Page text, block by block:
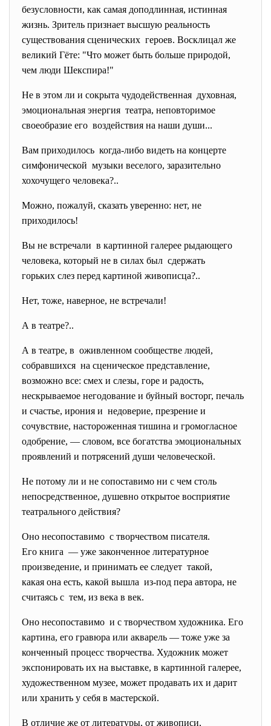
безусловности, как самая доподлинная, истинная
жизнь. Зритель признает высшую реальность
существования сценических героев. Восклицал же
великий Гёте: "Что может быть больше природой,
чем люди Шекспира!"
Не в этом ли и сокрыта чудодейственная духовная,
эмоциональная энергия театра, неповторимое
своеобразие его воздействия на наши души...
Вам приходилось когда-либо видеть на концерте
симфонической музыки веселого, заразительно
хохочущего человека?..
Можно, пожалуй, сказать уверенно: нет, не
приходилось!
Вы не встречали в картинной галерее рыдающего
человека, который не в силах был сдержать
горьких слез перед картиной живописца?..
Нет, тоже, наверное, не встречали!
А в театре?..
А в театре, в оживленном сообществе людей,
собравшихся на сценическое представление,
возможно все: смех и слезы, горе и радость,
нескрываемое негодование и буйный восторг, печаль
и счастье, ирония и недоверие, презрение и
сочувствие, настороженная тишина и громогласное
одобрение, — словом, все богатства эмоциональных
проявлений и потрясений души человеческой.
Не потому ли и не сопоставимо ни с чем столь
непосредственное, душевно открытое восприятие
театрального действия?
Оно несопоставимо с творчеством писателя.
Его книга — уже законченное литературное
произведение, и принимать ее следует такой,
какая она есть, какой вышла из-под пера автора, не
считаясь с тем, из века в век.
Оно несопоставимо и с творчеством художника. Eго
картина, его гравюра или акварель — тоже уже за
конченный процесс творчества. Художник может
экспонировать их на выставке, в картинной галерее,
художественном музее, может продавать их и дарит
или хранить у себя в мастерской.
В отличие же от литературы, от живописи,